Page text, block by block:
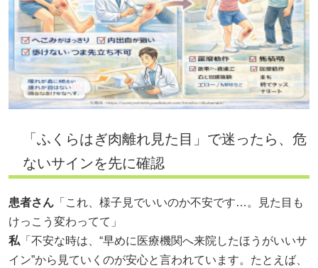
「ふくらはぎ肉離れ見た目」で迷ったら、危
ないサインを先に確認
患者さん 「これ、様子見でいいのか不安です…。見た目も
けっこう変わってて」
私 「不安な時は、“早めに医療機関へ来院したほうがいいサ
イン”から見ていくのが安心と言われています。たとえば、